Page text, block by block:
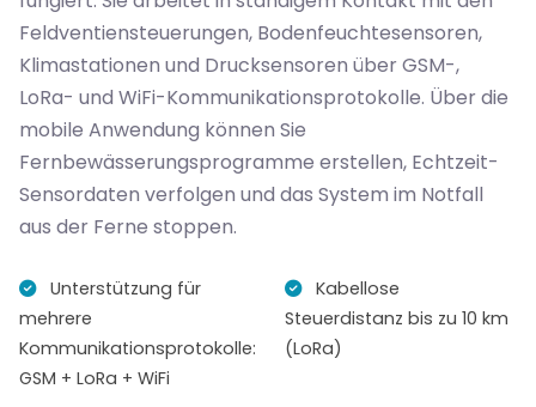
Feldventiensteuerungen, Bodenfeuchtesensoren,
Klimastationen und Drucksensoren über GSM-,
LoRa- und WiFi-Kommunikationsprotokolle. Über die
mobile Anwendung können Sie
Fernbewässerungsprogramme erstellen, Echtzeit-
Sensordaten verfolgen und das System im Notfall
aus der Ferne stoppen.
Unterstützung für
mehrere
Kommunikationsprotokolle:
GSM + LoRa + WiFi
Kabellose
Steuerdistanz bis zu 10 km
(LoRa)